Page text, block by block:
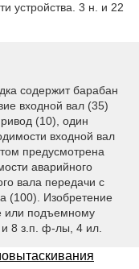
устройства. 3 н. и 22
содержит барабан
входной вал (35)
(10), один
входной вал
предусмотрена
аварийного
вала передачи с
(100). Изобретение
или подъемному
и 8 з.п. ф-лы, 4 ил.